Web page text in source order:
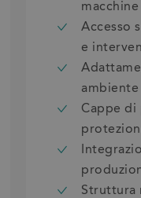
Accesso
e
Cappe
Struttura